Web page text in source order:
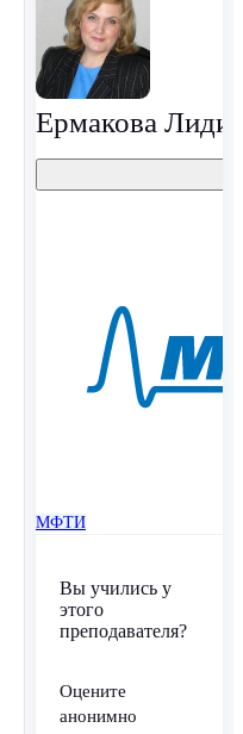
Ермакова
МФТИ
Вы учились у
этого
преподавателя?
Оцените
анонимно